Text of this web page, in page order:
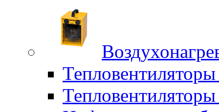
Тепловентиляторы